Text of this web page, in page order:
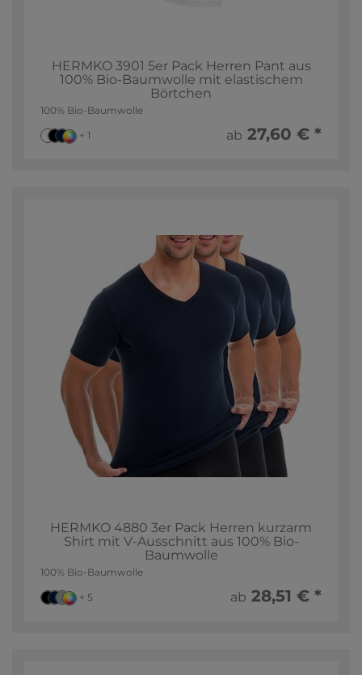
HERMKO 3901 5er Pack Herren Pant aus
100% Bio-Baumwolle mit elastischem
Börtchen
100% Bio-Baumwolle
+ 1 ab 27,60 € *
HERMKO 4880 3er Pack Herren kurzarm
Shirt mit V-Ausschnitt aus 100% Bio-
Baumwolle
100% Bio-Baumwolle
+ 5 ab 28,51 € *